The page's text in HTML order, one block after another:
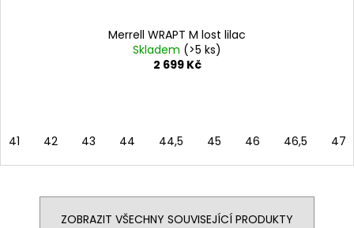
Merrell WRAPT M lost lilac
Skladem (>5 ks)
2 699 Kč
41 42 43 44 44,5 45 46 46,5 47
ZOBRAZIT VŠECHNY SOUVISEJÍCÍ PRODUKTY